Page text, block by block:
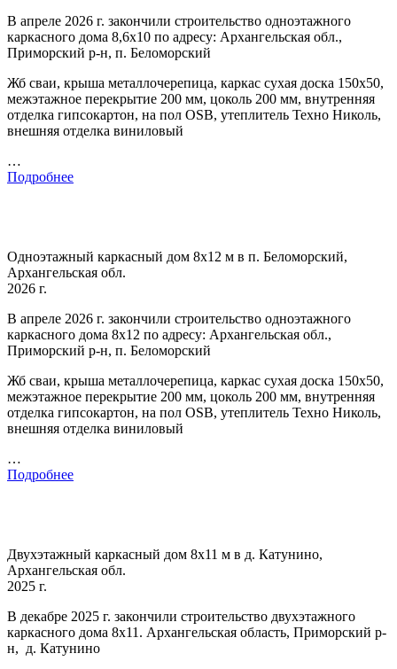
В апреле 2026 г. закончили строительство одноэтажного
каркасного дома 8,6х10 по адресу: Архангельская обл.,
Приморский р-н, п. Беломорский
Жб сваи, крыша металлочерепица, каркас сухая доска 150х50,
межэтажное перекрытие 200 мм, цоколь 200 мм, внутренняя
отделка гипсокартон, на пол OSB, утеплитель Техно Николь,
внешняя отделка виниловый
…
Подробнее
Одноэтажный каркасный дом 8х12 м в п. Беломорский,
Архангельская обл.
2026 г.
В апреле 2026 г. закончили строительство одноэтажного
каркасного дома 8х12 по адресу: Архангельская обл.,
Приморский р-н, п. Беломорский
Жб сваи, крыша металлочерепица, каркас сухая доска 150х50,
межэтажное перекрытие 200 мм, цоколь 200 мм, внутренняя
отделка гипсокартон, на пол OSB, утеплитель Техно Николь,
внешняя отделка виниловый
…
Подробнее
Двухэтажный каркасный дом 8х11 м в д. Катунино,
Архангельская обл.
2025 г.
В декабре 2025 г. закончили строительство двухэтажного
каркасного дома 8х11. Архангельская область, Приморский р-
н, д. Катунино